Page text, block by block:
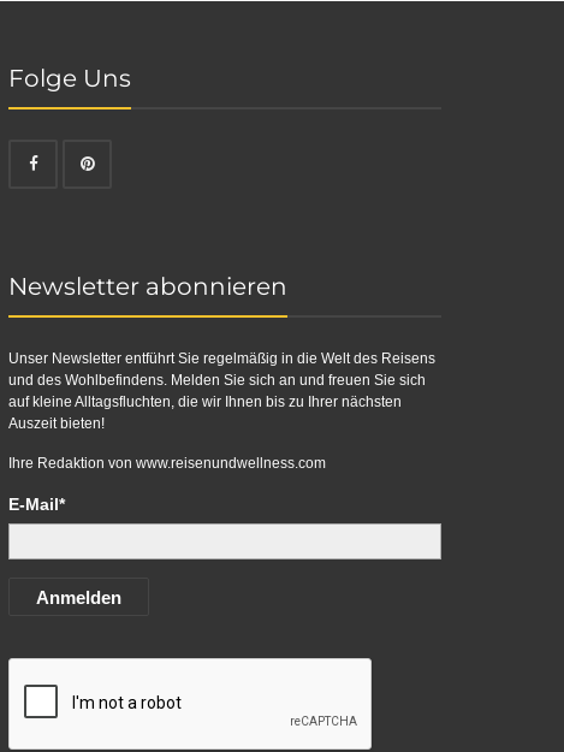
Folge Uns
Newsletter abonnieren
Unser Newsletter entführt Sie regelmäßig in die Welt des Reisens
und des Wohlbefindens. Melden Sie sich an und freuen Sie sich
auf kleine Alltagsfluchten, die wir Ihnen bis zu Ihrer nächsten
Auszeit bieten!
Ihre Redaktion von www.reisenundwellness.com
E-Mail*
Anmelden